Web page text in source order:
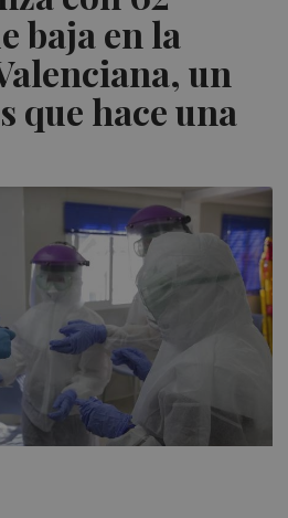
baja en la
un
que hace una